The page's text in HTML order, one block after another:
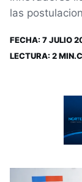
las
FECHA: 7 JULIO
LECTURA: 2 MIN.